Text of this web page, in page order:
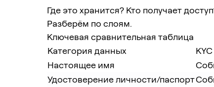
Где это хранится? Кто получает
Разберём по слоям.
Ключевая сравнительная таблица
Категория данных
Настоящее имя
Удостоверение личности/паспорт